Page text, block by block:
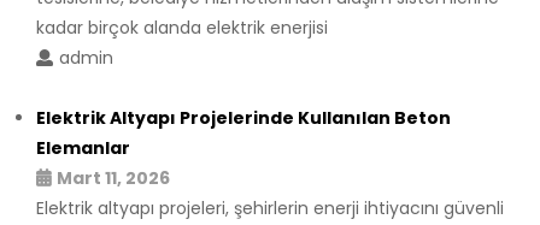
kadar birçok alanda elektrik enerjisi
admin
Elektrik Altyapı Projelerinde Kullanılan Beton
Elemanlar
Mart 11, 2026
Elektrik altyapı projeleri, şehirlerin enerji ihtiyacını güvenli